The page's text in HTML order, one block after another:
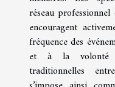
réseau
encouragent
fréquence des
et à la volonté
traditionnelles